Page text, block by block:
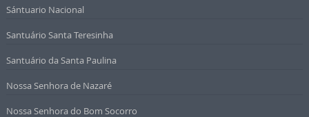
Sántuario Nacional
Santuário Santa Teresinha
Santuário da Santa Paulina
Nossa Senhora de Nazaré
Nossa Senhora do Bom Socorro